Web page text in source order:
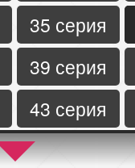
35 серия
39 серия
43 серия